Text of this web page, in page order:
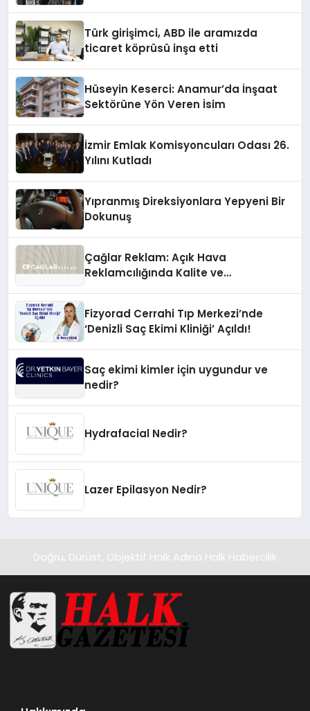
Türk girişimci, ABD ile aramızda
ticaret köprüsü inşa etti
Hüseyin Keserci: Anamur’da İnşaat
Sektörüne Yön Veren İsim
İzmir Emlak Komisyoncuları Odası 26.
Yılını Kutladı
Yıpranmış Direksiyonlara Yepyeni Bir
Dokunuş
Çağlar Reklam: Açık Hava
Reklamcılığında Kalite ve
Fizyorad Cerrahi Tıp Merkezi’nde
‘Denizli Saç Ekimi Kliniği’ Açıldı!
Saç ekimi kimler için uygundur ve
nedir?
Hydrafacial Nedir?
Lazer Epilasyon Nedir?
Doğru, Dürüst, Objektif Halk Adına Halk Habercilik